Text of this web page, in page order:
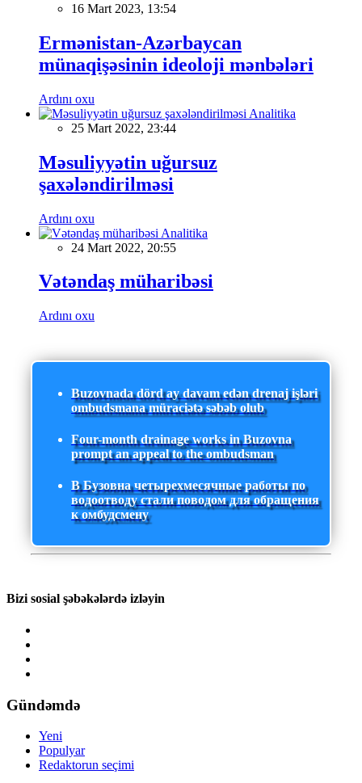
16 Mart 2023, 13:54
Ermənistan-Azərbaycan
münaqişəsinin ideoloji mənbələri
Ardını oxu
Analitika
25 Mart 2022, 23:44
Məsuliyyətin uğursuz
şaxələndirilməsi
Ardını oxu
Analitika
24 Mart 2022, 20:55
Vətəndaş müharibəsi
Ardını oxu
Buzovnada dörd ay davam edən drenaj işləri
ombudsmana müraciətə səbəb olub
Four-month drainage works in Buzovna
prompt an appeal to the ombudsman
В Бузовна четырехмесячные работы по
водоотводу стали поводом для обращения
к омбудсмену
Bizi sosial şəbəkələrdə izləyin
Gündəmdə
Yeni
Populyar
Redaktorun seçimi